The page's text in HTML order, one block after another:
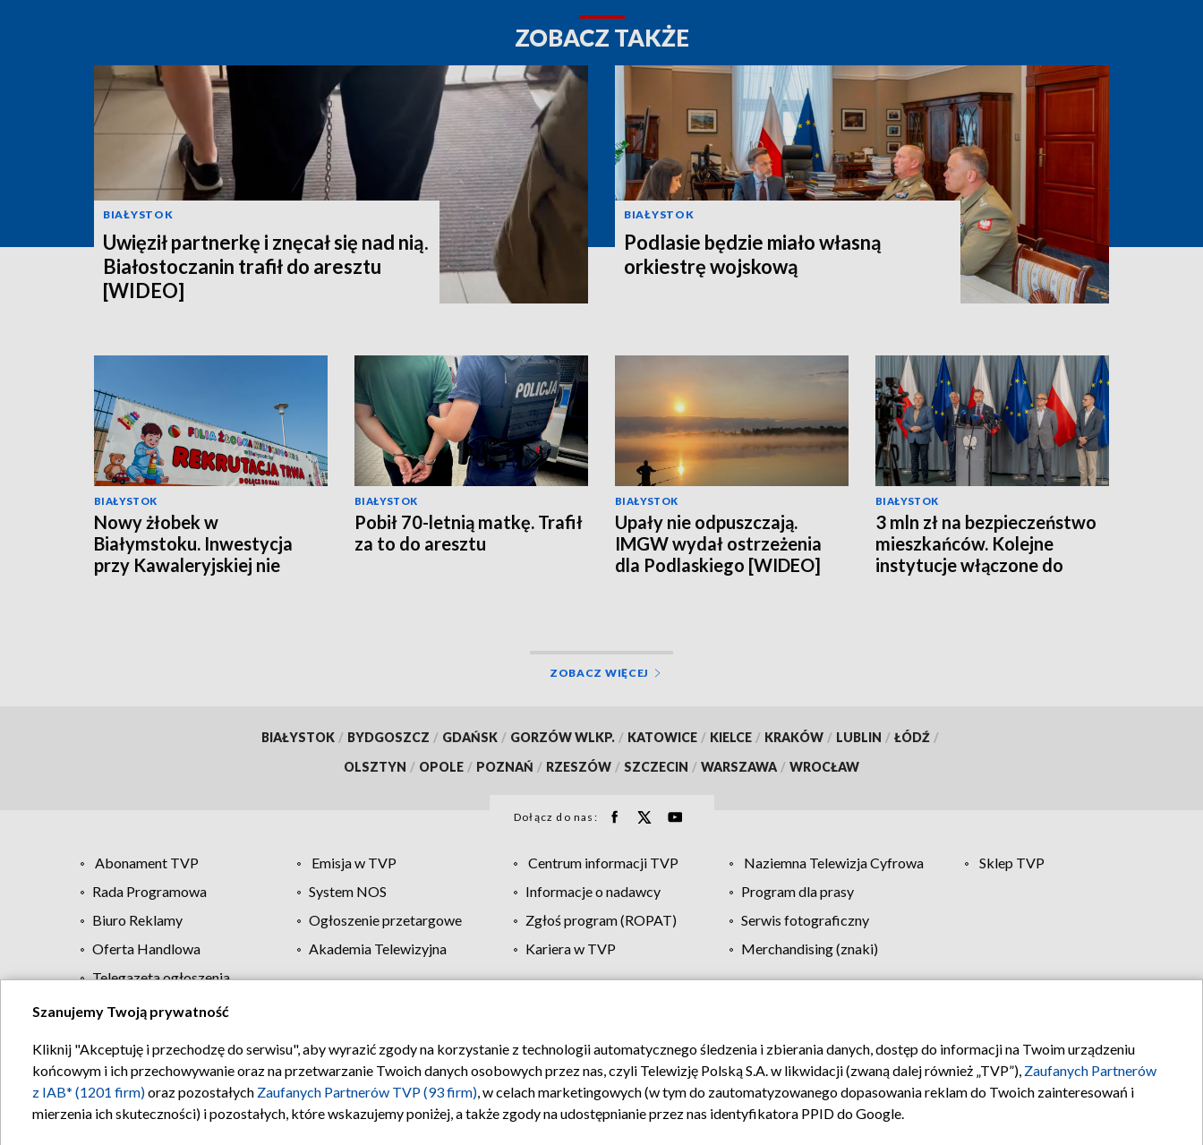
ZOBACZ TAKŻE
BIAŁYSTOK
Uwięził partnerkę i znęcał się nad nią.
Białostoczanin trafił do aresztu
[WIDEO]
BIAŁYSTOK
Podlasie będzie miało własną
orkiestrę wojskową
BIAŁYSTOK
Nowy żłobek w
Białymstoku. Inwestycja
przy Kawaleryjskiej nie
BIAŁYSTOK
Pobił 70-letnią matkę. Trafił
za to do aresztu
BIAŁYSTOK
Upały nie odpuszczają.
IMGW wydał ostrzeżenia
dla Podlaskiego [WIDEO]
BIAŁYSTOK
3 mln zł na bezpieczeństwo
mieszkańców. Kolejne
instytucje włączone do
ZOBACZ WIĘCEJ
BIAŁYSTOK / BYDGOSZCZ / GDAŃSK / GORZÓW WLKP. / KATOWICE / KIELCE / KRAKÓW / LUBLIN / ŁÓDŹ /
OLSZTYN / OPOLE / POZNAŃ / RZESZÓW / SZCZECIN / WARSZAWA / WROCŁAW
Dołącz do nas:
Abonament TVP Emisja w TVP Centrum informacji TVP Naziemna Telewizja Cyfrowa
Sklep TVP
Rada Programowa
System NOS Informacje o nadawcy
Program dla prasy
Biuro Reklamy
Ogłoszenie przetargowe Zgłoś program (ROPAT)
Serwis fotograficzny
Oferta Handlowa
Akademia Telewizyjna Kariera w TVP
Merchandising (znaki)
Telegazeta ogłoszenia
Regulamin TVP Polityka prywatności Moje zgody Pomoc Biuro reklamy Kontakt
Szanujemy Twoją prywatność
Kliknij "Akceptuję i przechodzę do serwisu", aby wyrazić zgody na korzystanie z technologii automatycznego śledzenia i zbierania danych, dostęp do informacji na Twoim urządzeniu
końcowym i ich przechowywanie oraz na przetwarzanie Twoich danych osobowych przez nas, czyli Telewizję Polską S.A. w likwidacji (zwaną dalej również „TVP”), Zaufanych Partnerów
z IAB* (1201 firm)oraz pozostałych Zaufanych Partnerów TVP (93 firm), w celach marketingowych (w tym do zautomatyzowanego dopasowania reklam do Twoich zainteresowań i
mierzenia ich skuteczności) i pozostałych, które wskazujemy poniżej, a także zgody na udostępnianie przez nas identyfikatora PPID do Google.